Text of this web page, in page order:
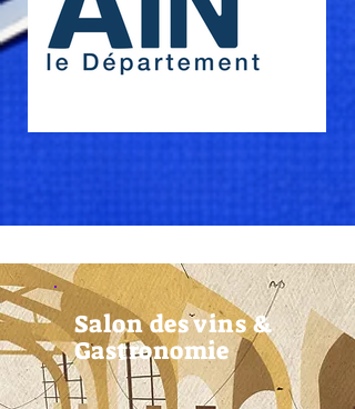
Salon des vins &
Gastronomie